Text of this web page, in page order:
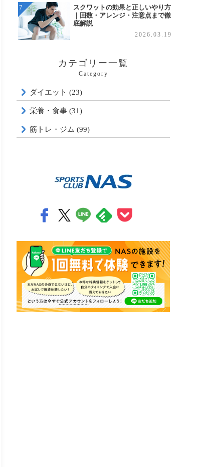
スクワットの効果と正しいやり方
｜回数・アレンジ・注意点まで徹
底解説
2026.03.19
カテゴリー一覧
Category
ダイエット (23)
栄養・食事 (31)
筋トレ・ジム (99)